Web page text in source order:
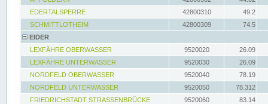
EDERTALSPERRE
42800310
49.2
SCHMITTLOTHEIM
42800309
74.5
EIDER
LEXFÄHRE OBERWASSER
9520020
26.09
LEXFÄHRE UNTERWASSER
9520030
26.09
NORDFELD OBERWASSER
9520040
78.19
NORDFELD UNTERWASSER
9520050
78.312
FRIEDRICHSTADT STRASSENBRÜCKE
9520060
83.14